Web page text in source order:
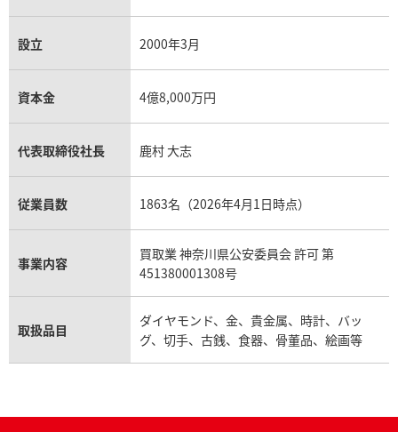
設立 2000年3月
資本金 4億8,000万円
代表取締役社長 鹿村 大志
従業員数 1863名（2026年4月1日時点）
事業内容
買取業 神奈川県公安委員会 許可 第
451380001308号
取扱品目
ダイヤモンド、金、貴金属、時計、バッ
グ、切手、古銭、食器、骨董品、絵画等